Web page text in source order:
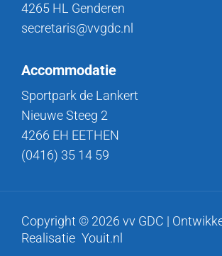
4265 HL Genderen
secretaris@vvgdc.nl
Accommodatie
Sportpark de Lankert
Nieuwe Steeg 2
4266 EH EETHEN
(0416) 35 14 59
Copyright © 2026 vv GDC |
Realisatie Youit.nl